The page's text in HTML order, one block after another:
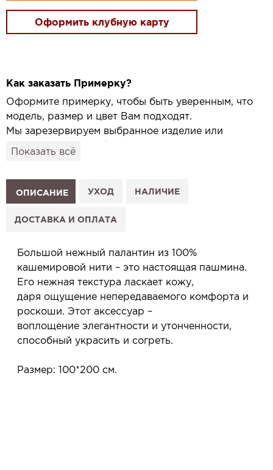
Оформить клубную карту
Как заказать Примерку?
Оформите примерку, чтобы быть уверенным, что
модель, размер и цвет Вам подходят.
Мы зарезервируем выбранное изделие или
привезём его в удобный для вас салон и
1. Выберите изделие на сайте.
2. Нажмите «Заказать примерку» и выберите салон.
3. Заполните форму и отправьте заявку.
сообщим, когда изделие будет готово к примерке.
Услуга бесплатная и ни к чему не обязывает: Вы
примеряете в салоне и уже на месте решаете,
Планируйте визит в удобное для Вас время -
Показать всё
ОПИСАНИЕ УХОД НАЛИЧИЕ
ДОСТАВКА И ОПЛАТА
Большой нежный палантин из 100%
кашемировой нити – это настоящая пашмина.
Его нежная текстура ласкает кожу,
даря ощущение непередаваемого комфорта и
роскоши. Этот аксессуар –
воплощение элегантности и утонченности,
способный украсить и согреть.
Размер: 100*200 см.